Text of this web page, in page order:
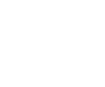
wurde
Gruppe
Sodbrennen,